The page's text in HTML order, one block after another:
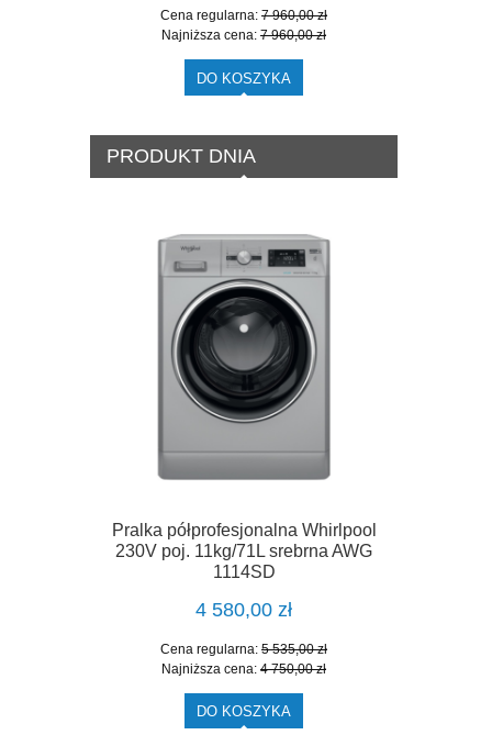
Cena regularna: 7 960,00 zł
Najniższa cena: 7 960,00 zł
DO KOSZYKA
PRODUKT DNIA
Pralka półprofesjonalna Whirlpool
230V poj. 11kg/71L srebrna AWG
1114SD
4 580,00 zł
Cena regularna: 5 535,00 zł
Najniższa cena: 4 750,00 zł
DO KOSZYKA